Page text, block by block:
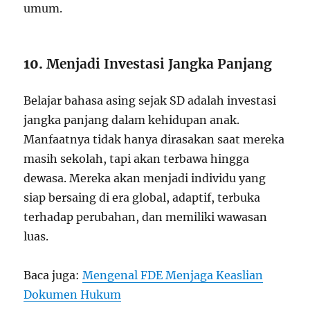
umum.
10.Menjadi Investasi Jangka Panjang
Belajar bahasa asing sejak SD adalah investasi
jangka panjang dalam kehidupan anak.
Manfaatnya tidak hanya dirasakan saat mereka
masih sekolah, tapi akan terbawa hingga
dewasa. Mereka akan menjadi individu yang
siap bersaing di era global, adaptif, terbuka
terhadap perubahan, dan memiliki wawasan
luas.
Baca juga:Mengenal FDE Menjaga Keaslian
Dokumen Hukum